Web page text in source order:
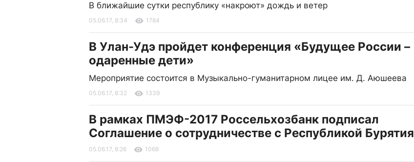
В ближайшие сутки республику «накроют» дождь и ветер
05.06.17, 8:34 1784
В Улан-Удэ пройдет конференция «Будущее России –
одаренные дети»
Мероприятие состоится в Музыкально-гуманитарном лицее им. Д. Аюшеева
05.06.17, 8:32 1339
В рамках ПМЭФ-2017 Россельхозбанк подписал
Соглашение о сотрудничестве с Республикой Бурятия
05.06.17, 8:26 1068